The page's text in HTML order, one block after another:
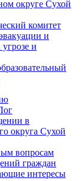
округе Сухой
комитет
и
и
в
округа Сухой
вопросам
граждан
интересы